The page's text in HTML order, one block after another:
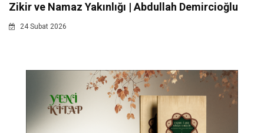
Zikir ve Namaz Yakınlığı | Abdullah Demircioğlu
24 Subat 2026